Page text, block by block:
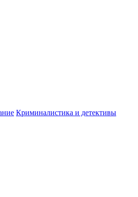
Криминалистика и детективы